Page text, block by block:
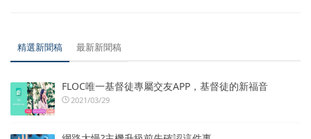
精選新聞稿 最新新聞稿
FLOC唯一基督徒專屬交友APP，基督徒的新福音
2021/03/29